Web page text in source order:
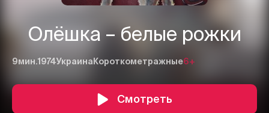
Олёшка – белые рожки
9мин.1974Украина Короткометражные6+
Смотреть